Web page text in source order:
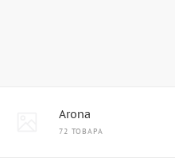
Arona
72 ТОВАРА